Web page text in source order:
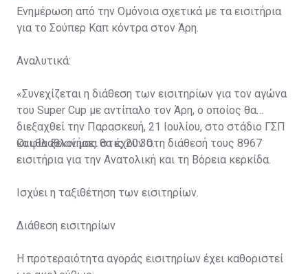
Ενημέρωση από την Ομόνοια σχετικά με τα εισιτήρια
για το Σούπερ Καπ κόντρα στον Άρη.
Αναλυτικά:
«Συνεχίζεται η διάθεση των εισιτηρίων για τον αγώνα
του Super Cup με αντίπαλο τον Άρη, ο οποίος θα
διεξαχθεί την Παρασκευή, 21 Ιουλίου, στο στάδιο ΓΣΠ
και θα ξεκινήσει στις 20:30.
Οι φίλαθλοί μας θα έχουν στη διάθεσή τους 8967
εισιτήρια για την Ανατολική και τη Βόρεια κερκίδα.
Ισχύει η ταξιθέτηση των εισιτηρίων.
Διάθεση εισιτηρίων
Η προτεραιότητα αγοράς εισιτηρίων έχει καθοριστεί